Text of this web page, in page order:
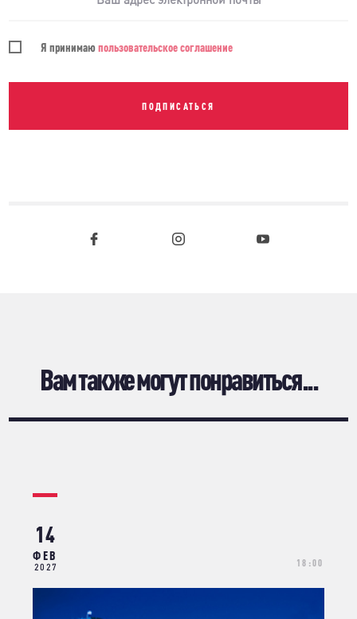
Я принимаюпользовательское соглашение
ПОДПИСАТЬСЯ
Вам также могут понравиться...
14
ФЕВ
2027 18:00